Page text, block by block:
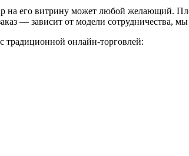
его витрину может любой желающий.
— зависит от модели сотрудничества,
традиционной онлайн-торговлей: